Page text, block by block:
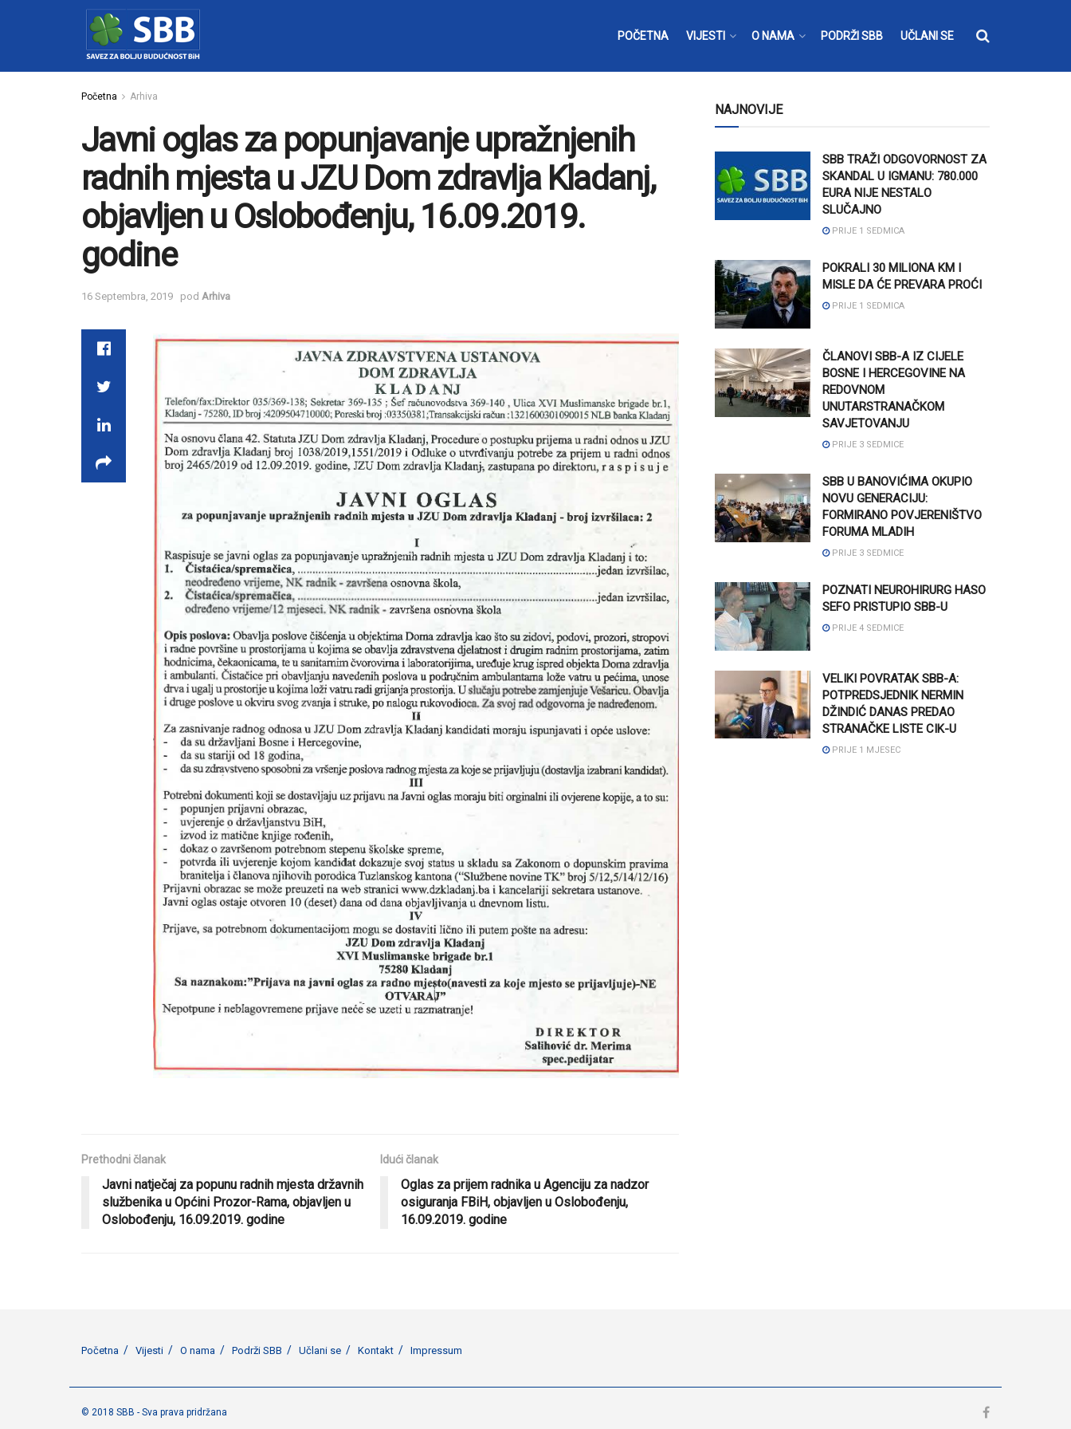
POČETNA VIJESTI O NAMA PODRŽI SBB UČLANI SE
Početna Arhiva
Javni oglas za popunjavanje upražnjenih
radnih mjesta u JZU Dom zdravlja Kladanj,
objavljen u Oslobođenju, 16.09.2019.
godine
16 Septembra, 2019 pod Arhiva
Prethodni članak
Javni natječaj za popunu radnih mjesta državnih
službenika u Općini Prozor-Rama, objavljen u
Oslobođenju, 16.09.2019. godine
Idući članak
Oglas za prijem radnika u Agenciju za nadzor
osiguranja FBiH, objavljen u Oslobođenju,
16.09.2019. godine
NAJNOVIJE
SBB TRAŽI ODGOVORNOST ZA
SKANDAL U IGMANU: 780.000
EURA NIJE NESTALO
SLUČAJNO
PRIJE 1 SEDMICA
POKRALI 30 MILIONA KM I
MISLE DA ĆE PREVARA PROĆI
PRIJE 1 SEDMICA
ČLANOVI SBB-A IZ CIJELE
BOSNE I HERCEGOVINE NA
REDOVNOM
UNUTARSTRANAČKOM
SAVJETOVANJU
PRIJE 3 SEDMICE
SBB U BANOVIĆIMA OKUPIO
NOVU GENERACIJU:
FORMIRANO POVJERENIŠTVO
FORUMA MLADIH
PRIJE 3 SEDMICE
POZNATI NEUROHIRURG HASO
SEFO PRISTUPIO SBB-U
PRIJE 4 SEDMICE
VELIKI POVRATAK SBB-A:
POTPREDSJEDNIK NERMIN
DŽINDIĆ DANAS PREDAO
STRANAČKE LISTE CIK-U
PRIJE 1 MJESEC
Početna Vijesti O nama Podrži SBB Učlani se Kontakt Impressum
© 2018 SBB - Sva prava pridržana